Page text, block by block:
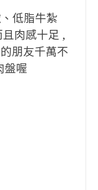
低脂牛紮
肉感十足 ,
朋友千萬不
盤喔